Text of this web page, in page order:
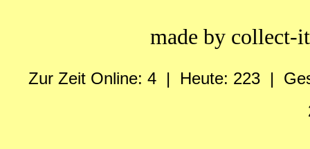
made by collect-
Zur Zeit Online: 4 | Heute: 223 |